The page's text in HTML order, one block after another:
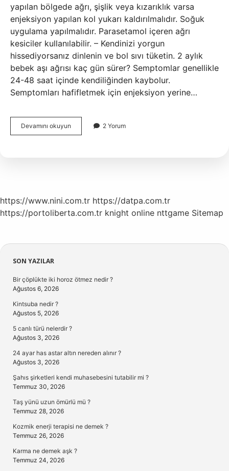
yapılan bölgede ağrı, şişlik veya kızarıklık varsa
enjeksiyon yapılan kol yukarı kaldırılmalıdır. Soğuk
uygulama yapılmalıdır. Parasetamol içeren ağrı
kesiciler kullanılabilir. – Kendinizi yorgun
hissediyorsanız dinlenin ve bol sıvı tüketin. 2 aylık
bebek aşı ağrısı kaç gün sürer? Semptomlar genellikle
24-48 saat içinde kendiliğinden kaybolur.
Semptomları hafifletmek için enjeksiyon yerine…
Devamını okuyun Bebekler
Aşıdan
2 Yorum
https://www.nini.com.tr https://datpa.com.tr
https://portoliberta.com.tr knight online nttgame Sitemap
Sidebar
SON YAZILAR
Bir çöplükte iki horoz ötmez nedir ?
Ağustos 6, 2026
Kintsuba nedir ?
Ağustos 5, 2026
5 canlı türü nelerdir ?
Ağustos 3, 2026
24 ayar has astar altın nereden alınır ?
Ağustos 3, 2026
Şahıs şirketleri kendi muhasebesini tutabilir mi ?
Temmuz 30, 2026
Taş yünü uzun ömürlü mü ?
Temmuz 28, 2026
Kozmik enerji terapisi ne demek ?
Temmuz 26, 2026
Karma ne demek aşk ?
Temmuz 24, 2026